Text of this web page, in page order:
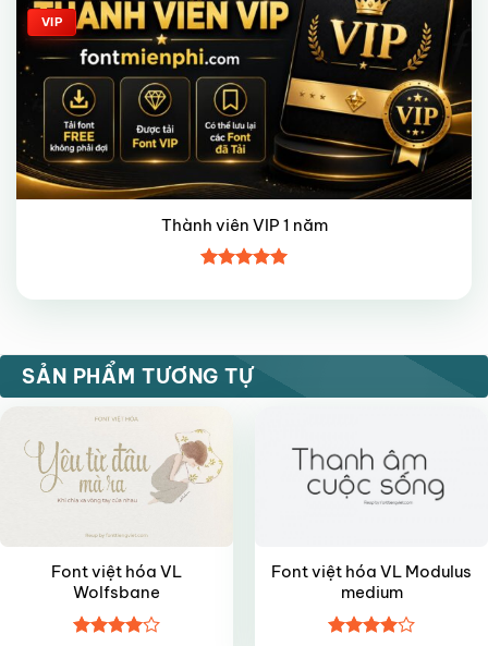
VIP
Thành viên VIP 1 năm
hạng55
SẢN PHẨM TƯƠNG TỰ
VIP
Font việt hóa VL
Wolfsbane
Font việt hóa VL Modulus
medium